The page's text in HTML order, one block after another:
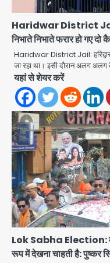
Haridwar District Jail:
निभाते निभाते फरार हो गए दो
Haridwar District Jail: हरिद्वार
जा रहा था। इसी दौरान अलग
यहां से शेयर करें
Lok Sabha Election:
रूप में देखना चाहती है: पुष्कर